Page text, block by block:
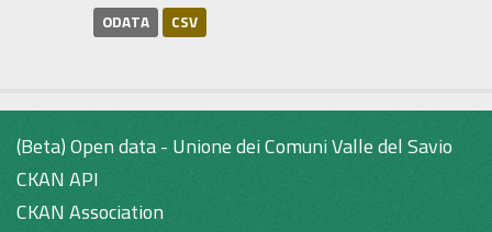
ODATA CSV
(Beta) Open data - Unione dei Comuni Valle del Savio
CKAN API
CKAN Association